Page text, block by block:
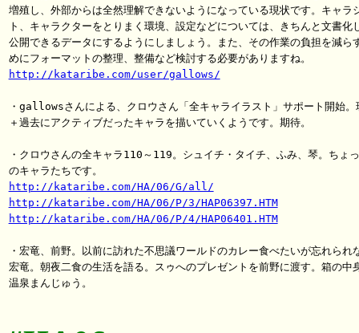
増殖し、外部からは全然理解できないようになっている現状です。キャラ
ト、キャラクターをとりまく環境、設定などについては、きちんと文書化
公開できるデータにするようにしましょう。また、その作業の負担を減ら
http://kataribe.com/user/gallows/
・gallowsさんによる、クロウさん「全キャライラスト」サポート開始。
＋過去にアクティブだったキャラを描いていくようです。期待。
・クロウさんの全キャラ110～119。シュイチ・タイチ、ふみ、琴。ちょ
http://kataribe.com/HA/06/G/all/
http://kataribe.com/HA/06/P/3/HAP06397.HTM
http://kataribe.com/HA/06/P/4/HAP06401.HTM
・宏竜、前野。以前に訪れた不思議ワールドのカレー食べたいが忘れられ
宏竜。朝夜二食の生活を語る。スゥへのプレゼントを前野に渡す。箱の中
温泉まんじゅう。